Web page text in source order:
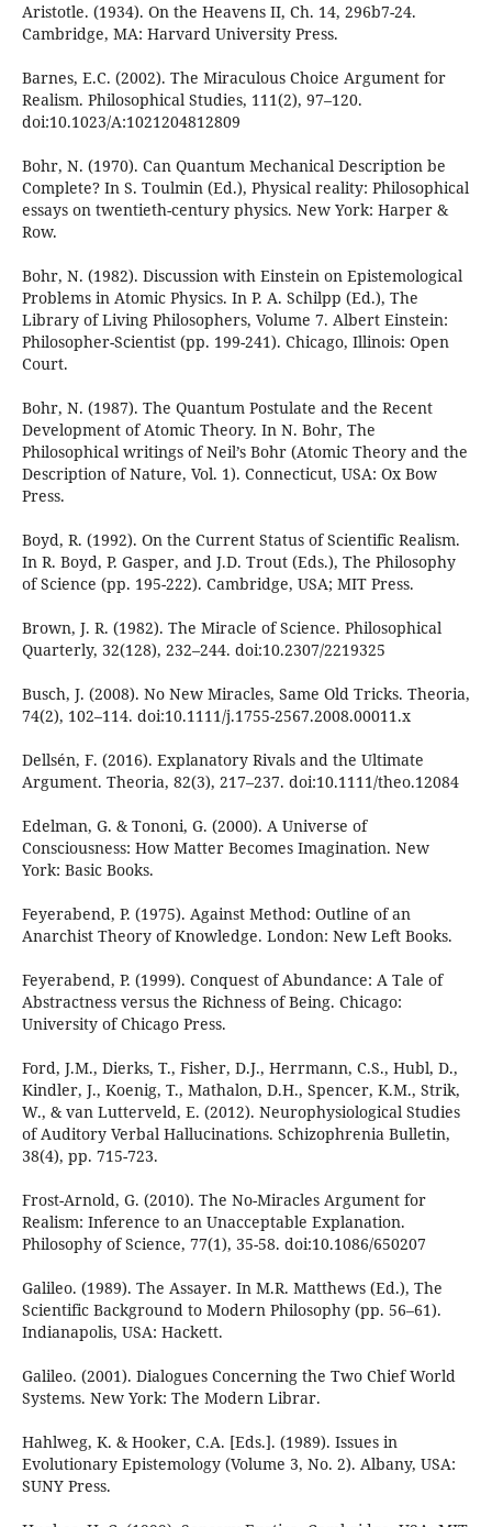
Aristotle. (1934). On the Heavens II, Ch. 14, 296b7-24.
Cambridge, MA: Harvard University Press.
Barnes, E.C. (2002). The Miraculous Choice Argument for
Realism. Philosophical Studies, 111(2), 97–120.
doi:10.1023/A:1021204812809
Bohr, N. (1970). Can Quantum Mechanical Description be
Complete? In S. Toulmin (Ed.), Physical reality: Philosophical
essays on twentieth-century physics. New York: Harper &
Row.
Bohr, N. (1982). Discussion with Einstein on Epistemological
Problems in Atomic Physics. In P. A. Schilpp (Ed.), The
Library of Living Philosophers, Volume 7. Albert Einstein:
Philosopher-Scientist (pp. 199-241). Chicago, Illinois: Open
Court.
Bohr, N. (1987). The Quantum Postulate and the Recent
Development of Atomic Theory. In N. Bohr, The
Philosophical writings of Neil’s Bohr (Atomic Theory and the
Description of Nature, Vol. 1). Connecticut, USA: Ox Bow
Press.
Boyd, R. (1992). On the Current Status of Scientific Realism.
In R. Boyd, P. Gasper, and J.D. Trout (Eds.), The Philosophy
of Science (pp. 195-222). Cambridge, USA; MIT Press.
Brown, J. R. (1982). The Miracle of Science. Philosophical
Quarterly, 32(128), 232–244. doi:10.2307/2219325
Busch, J. (2008). No New Miracles, Same Old Tricks. Theoria,
74(2), 102–114. doi:10.1111/j.1755-2567.2008.00011.x
Dellsén, F. (2016). Explanatory Rivals and the Ultimate
Argument. Theoria, 82(3), 217–237. doi:10.1111/theo.12084
Edelman, G. & Tononi, G. (2000). A Universe of
Consciousness: How Matter Becomes Imagination. New
York: Basic Books.
Feyerabend, P. (1975). Against Method: Outline of an
Anarchist Theory of Knowledge. London: New Left Books.
Feyerabend, P. (1999). Conquest of Abundance: A Tale of
Abstractness versus the Richness of Being. Chicago:
University of Chicago Press.
Ford, J.M., Dierks, T., Fisher, D.J., Herrmann, C.S., Hubl, D.,
Kindler, J., Koenig, T., Mathalon, D.H., Spencer, K.M., Strik,
W., & van Lutterveld, E. (2012). Neurophysiological Studies
of Auditory Verbal Hallucinations. Schizophrenia Bulletin,
38(4), pp. 715-723.
Frost-Arnold, G. (2010). The No-Miracles Argument for
Realism: Inference to an Unacceptable Explanation.
Philosophy of Science, 77(1), 35-58. doi:10.1086/650207
Galileo. (1989). The Assayer. In M.R. Matthews (Ed.), The
Scientific Background to Modern Philosophy (pp. 56–61).
Indianapolis, USA: Hackett.
Galileo. (2001). Dialogues Concerning the Two Chief World
Systems. New York: The Modern Librar.
Hahlweg, K. & Hooker, C.A. [Eds.]. (1989). Issues in
Evolutionary Epistemology (Volume 3, No. 2). Albany, USA:
SUNY Press.